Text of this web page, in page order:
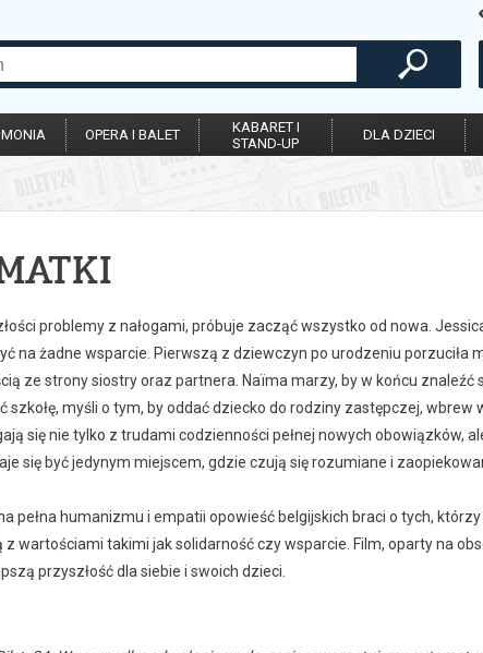
OPERA I BALET
KABARET I
STAND-UP
DLA DZIECI
problemy z nałogami, próbuje zacząć wszystko od nowa.
na żadne wsparcie. Pierwszą z dziewczyn po urodzeniu porzuciła
ze strony siostry oraz partnera. Naïma marzy, by w końcu
szkołę, myśli o tym, by oddać dziecko do rodziny zastępczej, wbrew
się nie tylko z trudami codzienności pełnej nowych obowiązków,
się być jedynym miejscem, gdzie czują się rozumiane i
pełna humanizmu i empatii opowieść belgijskich braci o tych,
wartościami takimi jak solidarność czy wsparcie. Film, oparty na
przyszłość dla siebie i swoich dzieci.